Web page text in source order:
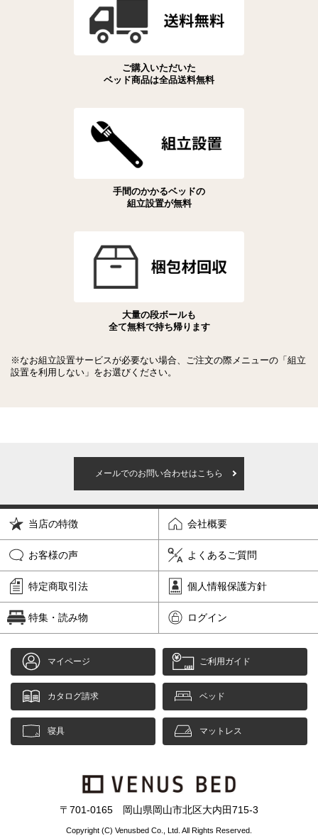
ご購入いただいた
ベッド商品は全品送料無料
手間のかかるベッドの
組立設置が無料
大量の段ボールも
全て無料で持ち帰ります
※なお組立設置サービスが必要ない場合、ご注文の際メニューの「組立
設置を利用しない」をお選びください。
メールでのお問い合わせはこちら
当店の特徴 会社概要
お客様の声 よくあるご質問
特定商取引法 個人情報保護方針
特集・読み物 ログイン
マイページ ご利用ガイド
カタログ請求 ベッド
寝具 マットレス
〒701-0165 岡山県岡山市北区大内田715-3
Copyright (C) Venusbed Co., Ltd. All Rights Reserved.